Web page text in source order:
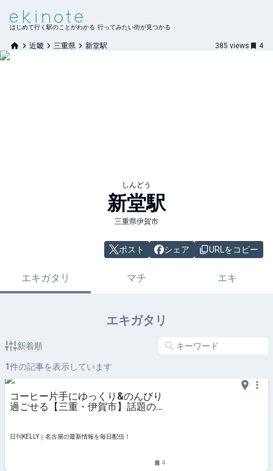
はじめて行く駅のことがわかる 行ってみたい街が見つかる
近畿 三重県 新堂駅 385 views 4
しんどう
新堂駅
三重県伊賀市
ポスト シェア URLをコピー
エキガタリ マチ エキ
エキガタリ
新着順
1件の記事を表示しています
コーヒー片手にゆっくり&のんびり
過ごせる【三重・伊賀市】話題の図
の最新情報を毎日配信！
日刊KELLY｜名古屋の最新情報を毎日配信！
4